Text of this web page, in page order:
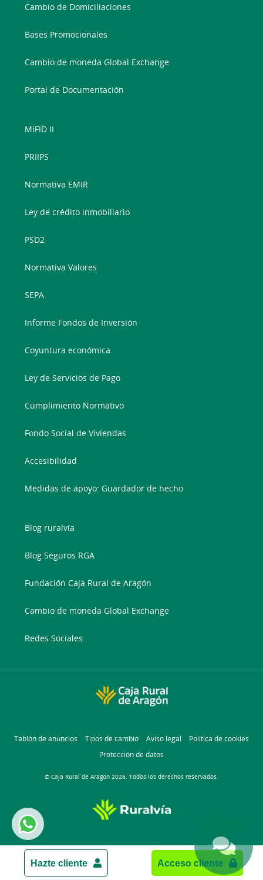
Hazte cliente Acceso cliente
Cambio de Domiciliaciones
Bases Promocionales
Cambio de moneda Global Exchange
Portal de Documentación
MiFID II
PRIIPS
Normativa EMIR
Ley de crédito inmobiliario
PSD2
Normativa Valores
SEPA
Informe Fondos de Inversión
Coyuntura económica
Ley de Servicios de Pago
Cumplimiento Normativo
Fondo Social de Viviendas
Accesibilidad
Medidas de apoyo: Guardador de hecho
Blog ruralvía
Blog Seguros RGA
Fundación Caja Rural de Aragón
Cambio de moneda Global Exchange
Redes Sociales
Tablón de anuncios Tipos de cambio Aviso legal
Política de cookies
Protección de datos
© Caja Rural de Aragon 2026. Todos los derechos reservados.